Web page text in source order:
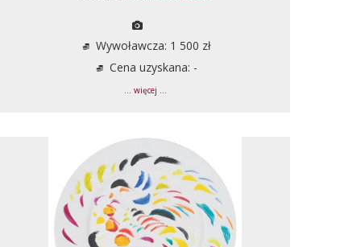
Wywoławcza: 1 500 zł
Cena uzyskana: -
... więcej ...